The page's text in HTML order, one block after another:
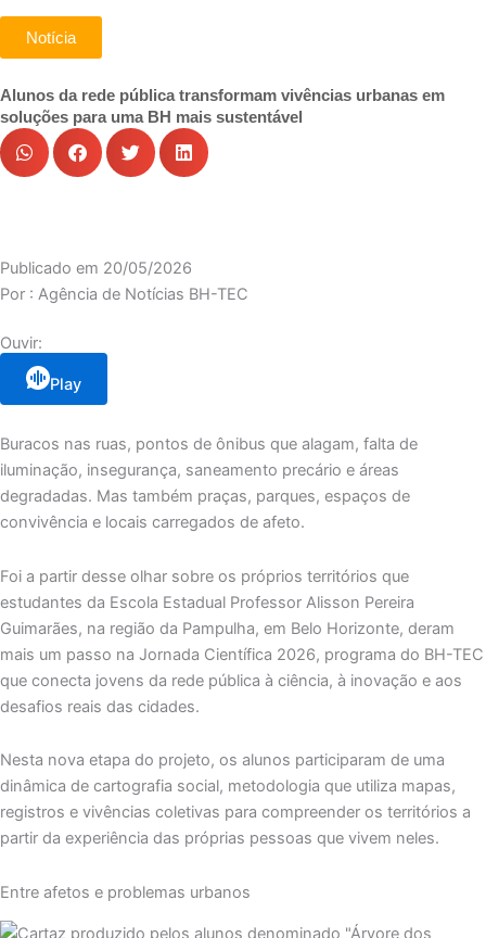
Notícia
Alunos da rede pública transformam vivências urbanas em
soluções para uma BH mais sustentável
Publicado em 20/05/2026
Por : Agência de Notícias BH-TEC
Ouvir:
Play
Buracos nas ruas, pontos de ônibus que alagam, falta de
iluminação, insegurança, saneamento precário e áreas
degradadas. Mas também praças, parques, espaços de
convivência e locais carregados de afeto.
Foi a partir desse olhar sobre os próprios territórios que
estudantes da Escola Estadual Professor Alisson Pereira
Guimarães, na região da Pampulha, em Belo Horizonte, deram
mais um passo na Jornada Científica 2026, programa do BH-TEC
que conecta jovens da rede pública à ciência, à inovação e aos
desafios reais das cidades.
Nesta nova etapa do projeto, os alunos participaram de uma
dinâmica de cartografia social, metodologia que utiliza mapas,
registros e vivências coletivas para compreender os territórios a
partir da experiência das próprias pessoas que vivem neles.
Entre afetos e problemas urbanos